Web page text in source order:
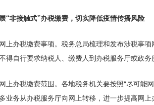
“非接触式”办税缴费，切实降低疫情传播风险
上办税缴费事项。 税务总局梳理和发布涉税事
得自行要求纳税人、缴费人到办税服务厅或政
上办税缴费范围。 各地税务机关要按照“尽可能
业务从办税服务厅向网上转移，进一步提高网上